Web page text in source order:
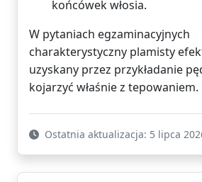
końcówek włosia.
W pytaniach egzaminacyjnych
charakterystyczny plamisty
uzyskany przez przykładanie
kojarzyć właśnie z tepowaniem.
Ostatnia aktualizacja: 5 lipca